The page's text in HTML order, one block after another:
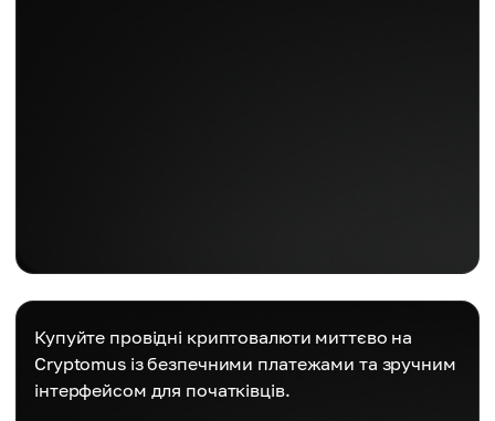
Купуйте провідні криптовалюти миттєво на
Cryptomus із безпечними платежами та зручним
інтерфейсом для початківців.